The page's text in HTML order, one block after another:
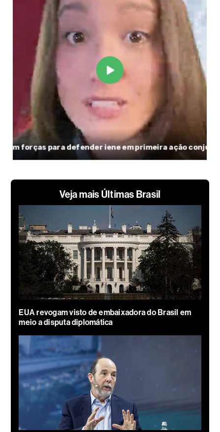
Veja mais Últimas Brasil
EUA revogam visto de embaixadora do Brasil em
meio a disputa diplomática